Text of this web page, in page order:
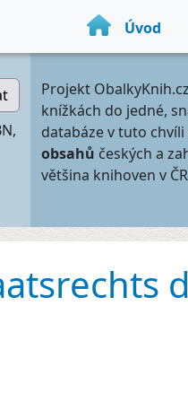
Úvod
Projekt
knížkách do jedné,
databáze v tuto
obsahů českých a
většina knihoven v